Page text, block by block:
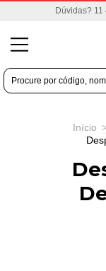
Dúvidas?
Início